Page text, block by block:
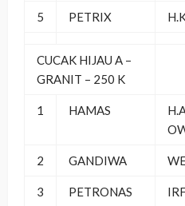
5 PETRIX
CUCAK HIJAU A –
GRANIT – 250 K
1 HAMAS
2 GANDIWA
3 PETRONAS